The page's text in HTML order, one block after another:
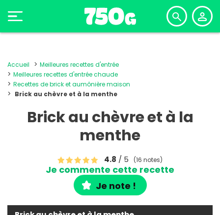
Accueil
Meilleures recettes d'entrée
Meilleures recettes d'entrée chaude
Recettes de brick et aumônière maison
Brick au chèvre et à la menthe
Brick au chèvre et à la
menthe
4.8 / 5 (16 notes)
Je commente cette recette
Je note !